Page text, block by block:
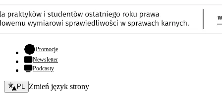
Promocje- otwiera się w nowej karcie
Newsletter
Podcasty
Zmień język - bieżący:
PL Zmień język strony